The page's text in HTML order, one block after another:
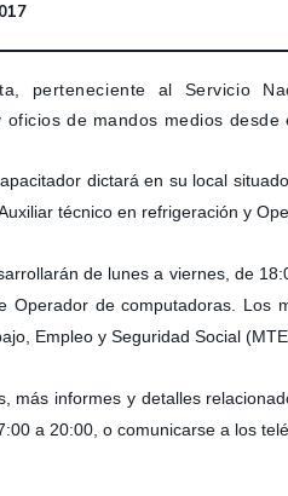
perteneciente al Servicio
oficios de mandos medios desde
dictará en su local
técnico en refrigeración y
de lunes a viernes, de
Operador de computadoras. Los
Empleo y Seguridad Social
más informes y detalles
a 20:00, o comunicarse a los